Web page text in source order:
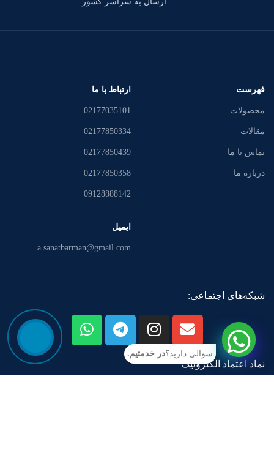
فهرست
محصولات
مقالات
تماس با ما
درباره ما
ارتباط با ما
02177035101
02177850334
02177850439
02177850358
09128888142
ایمیل
a.sanatbarman@gmail.com
شبکه‌های اجتماعی:
نماد اعتماد الکترونیک
سوالی دارید؟در خدمتیم.